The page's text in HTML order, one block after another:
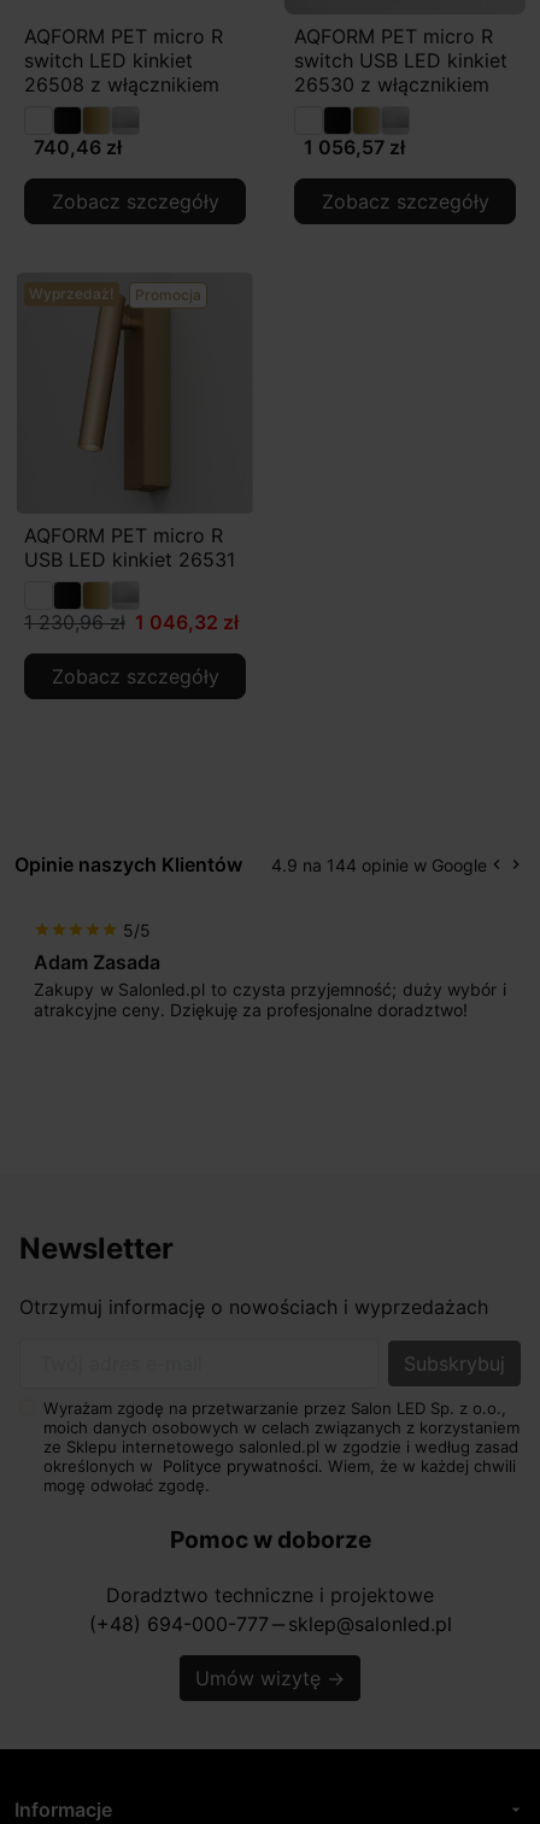
AQFORM PET micro R
switch LED kinkiet
26508 z włącznikiem
740,46 zł
Zobacz szczegóły
AQFORM PET micro R
switch USB LED kinkiet
26530 z włącznikiem
1 056,57 zł
Zobacz szczegóły
Wyprzedaż! Promocja
AQFORM PET micro R
USB LED kinkiet 26531
1 230,96 zł 1 046,32 zł
Zobacz szczegóły
Opinie naszych Klientów 4.9 na 144 opinie w Google keyboard_arrow_left keyboard_arrow_right
star star star star star 5/5
Adam Zasada
Zakupy w Salonled.pl to czysta przyjemność; duży wybór i
atrakcyjne ceny. Dziękuję za profesjonalne doradztwo!
Newsletter
Otrzymuj informację o nowościach i wyprzedażach
Wyrażam zgodę na przetwarzanie przez Salon LED Sp. z o.o.,
moich danych osobowych w celach związanych z korzystaniem
ze Sklepu internetowego salonled.pl w zgodzie i według zasad
określonych w Polityce prywatności. Wiem, że w każdej chwili
mogę odwołać zgodę.
Pomoc w doborze
Doradztwo techniczne i projektowe
(+48) 694-000-777 horizontal_rule sklep@salonled.pl
Umów wizytę →
Informacje arrow_drop_down